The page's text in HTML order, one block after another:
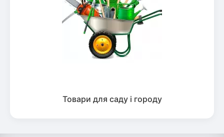
Товари для саду і городу